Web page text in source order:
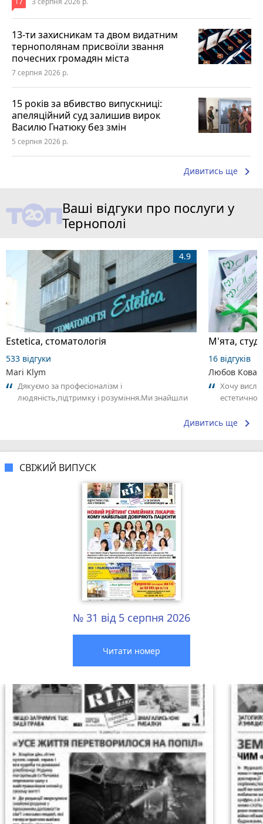
13-ти захисникам та двом видатним
тернополянам присвоїли звання
почесних громадян міста
7 серпня 2026 р.
15 років за вбивство випускниці:
апеляційний суд залишив вирок
Василю Гнатюку без змін
5 серпня 2026 р.
Дивитись ще keyboard_arrow_right
Ваші відгуки про послуги у
Тернополі
Estetica, стоматологія
4.9
533 відгуки
Mari Klym
Дякуємо за професіоналізм і
людяність,підтримку і розуміння.Ми знайшли
М'ята,
16 відгуків
Любов
Хочу
справжнє...
Дивитись ще keyboard_arrow_right
СВІЖИЙ ВИПУСК
№ 31 від 5 серпня 2026
Читати номер